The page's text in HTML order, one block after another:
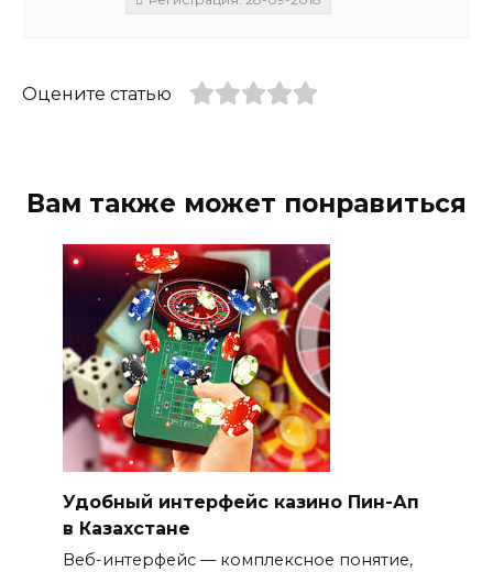
Оцените статью
Вам также может понравиться
Удобный интерфейс казино Пин-Ап
в Казахстане
Веб-интерфейс — комплексное понятие,